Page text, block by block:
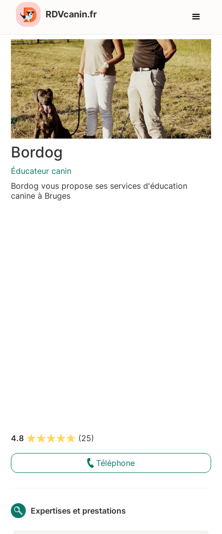
RDVcanin.fr
Bordog
Éducateur canin
Bordog vous propose ses services d'éducation
canine à Bruges
4.8 (25)
Téléphone
Expertises et prestations